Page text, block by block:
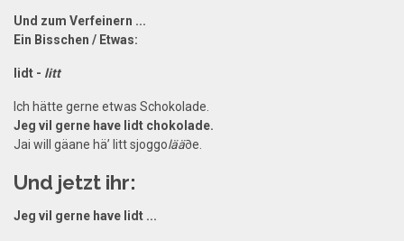
Und zum Verfeinern ...
Ein Bisschen / Etwas:
lidt - litt
Ich hätte gerne etwas Schokolade.
Jeg vil gerne have lidt chokolade.
Jai will gäane hä’ litt sjoggolää∂e.
Und jetzt ihr:
Jeg vil gerne have lidt ...